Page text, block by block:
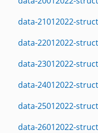
data-21012022-
data-22012022-
data-23012022-
data-24012022-
data-25012022-
data-26012022-